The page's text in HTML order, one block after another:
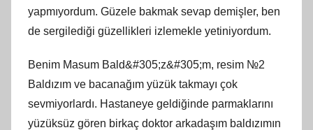
yapmıyordum. Güzele bakmak sevap demişler, ben
de sergilediği güzellikleri izlemekle yetiniyordum.
Benim Masum Bald&#305;z&#305;m, resim №2
Baldızım ve bacanağım yüzük takmayı çok
sevmiyorlardı. Hastaneye geldiğinde parmaklarını
yüzüksüz gören birkaç doktor arkadaşım baldızımın